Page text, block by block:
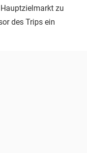
zu
des Trips ein